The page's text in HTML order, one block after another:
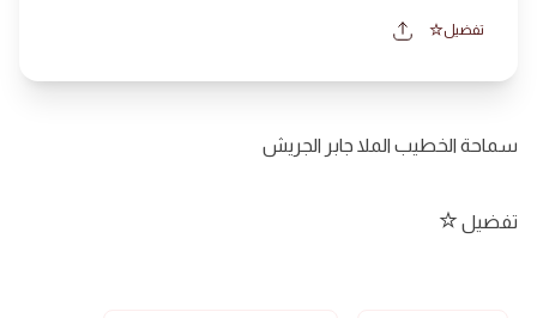
تفضيل
سماحة الخطيب الملا جابر الجريش
تفضيل